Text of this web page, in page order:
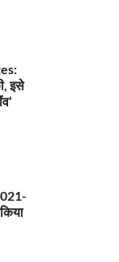
इसे